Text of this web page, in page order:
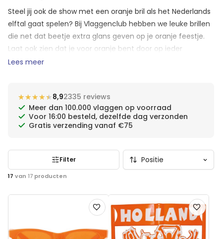
Steel jij ook de show met een oranje bril als het Nederlands
elftal gaat spelen? Bij Vlaggenclub hebben we leuke brillen
die net dat beetje extra glans geven op je oranje feestje.
Laat ook zien dat je voor oranje bent door op ieder
oranjefeestje één van onze brillen op te zetten. Dan weet
Bekijk ook: Rood Wit Blauw versiering
Lees meer
★★★★★
★★★★★8,92335 reviews
Meer dan 100.000 vlaggen op voorraad
Voor 16:00 besteld, dezelfde dag verzonden
Gratis verzending vanaf €75
17 van 17 producten
Filter
Voeg
toe
verlanglijst
Voeg
toe
aan